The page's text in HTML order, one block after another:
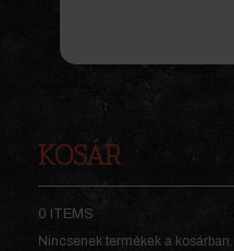
KOSÁR
0 ITEMS
Nincsenek termékek a kosárban.